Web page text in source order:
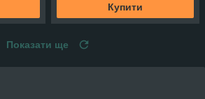
Купити
Показати ще